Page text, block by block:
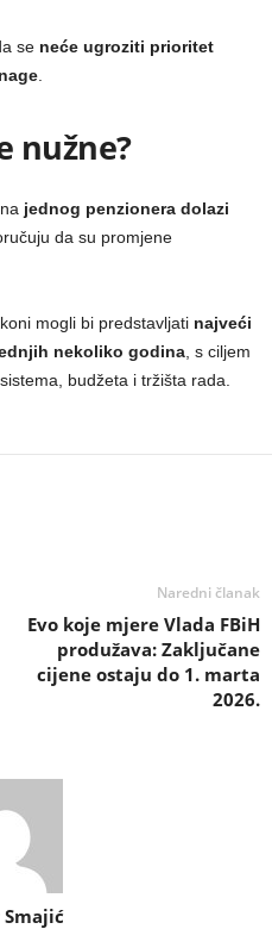
se neće ugroziti prioritet
nužne?
jednog penzionera dolazi
da su promjene
mogli bi predstavljati najveći
nekoliko godina , s ciljem
budžeta i tržišta rada.
Naredni članak
Evo koje mjere Vlada FBiH
produžava: Zaključane
cijene ostaju do 1. marta
2026.
Smajić